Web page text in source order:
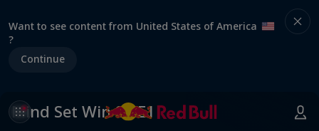
Want to see content from United States of America
?
Continue
Mind Set Win S2 E1